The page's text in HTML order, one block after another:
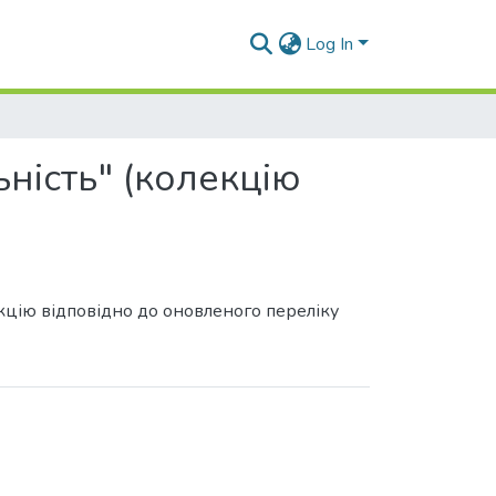
Log In
(колекцію
відповідно до оновленого переліку